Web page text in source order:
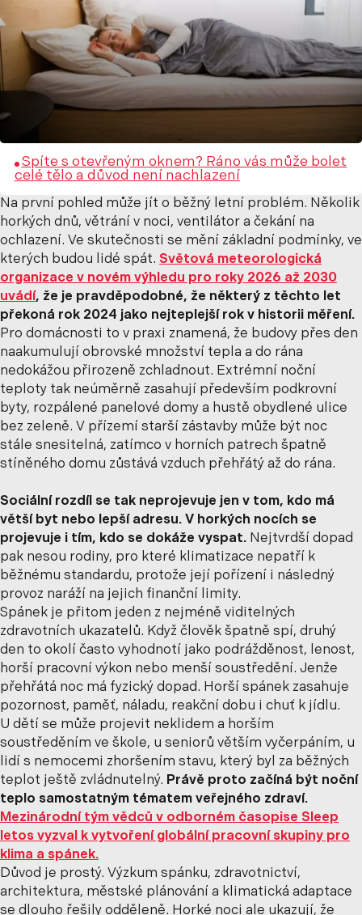
Spíte s otevřeným oknem? Ráno vás může bolet
celé tělo a důvod není nachlazení
Na první pohled může jít o běžný letní problém. Několik
horkých dnů, větrání v noci, ventilátor a čekání na
ochlazení. Ve skutečnosti se mění základní podmínky, ve
kterých budou lidé spát. Světová meteorologická
organizace v novém výhledu pro roky 2026 až 2030
uvádí, že je pravděpodobné, že některý z těchto let
překoná rok 2024 jako nejteplejší rok v historii měření.
Pro domácnosti to v praxi znamená, že budovy přes den
naakumulují obrovské množství tepla a do rána
nedokážou přirozeně zchladnout. Extrémní noční
teploty tak neúměrně zasahují především podkrovní
byty, rozpálené panelové domy a hustě obydlené ulice
bez zeleně. V přízemí starší zástavby může být noc
stále snesitelná, zatímco v horních patrech špatně
stíněného domu zůstává vzduch přehřátý až do rána.
Sociální rozdíl se tak neprojevuje jen v tom, kdo má
větší byt nebo lepší adresu. V horkých nocích se
projevuje i tím, kdo se dokáže vyspat. Nejtvrdší dopad
pak nesou rodiny, pro které klimatizace nepatří k
běžnému standardu, protože její pořízení i následný
provoz naráží na jejich finanční limity.
Spánek je přitom jeden z nejméně viditelných
zdravotních ukazatelů. Když člověk špatně spí, druhý
den to okolí často vyhodnotí jako podrážděnost, lenost,
horší pracovní výkon nebo menší soustředění. Jenže
přehřátá noc má fyzický dopad. Horší spánek zasahuje
pozornost, paměť, náladu, reakční dobu i chuť k jídlu.
U dětí se může projevit neklidem a horším
soustředěním ve škole, u seniorů větším vyčerpáním, u
lidí s nemocemi zhoršením stavu, který byl za běžných
teplot ještě zvládnutelný. Právě proto začíná být noční
teplo samostatným tématem veřejného zdraví.
Mezinárodní tým vědců v odborném časopise Sleep
letos vyzval k vytvoření globální pracovní skupiny pro
klima a spánek.
Důvod je prostý. Výzkum spánku, zdravotnictví,
architektura, městské plánování a klimatická adaptace
se dlouho řešily odděleně. Horké noci ale ukazují, že